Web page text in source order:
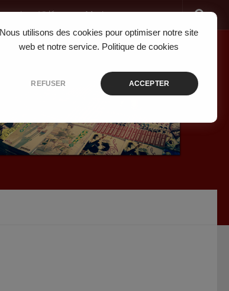
Nous utilisons des cookies pour optimiser notre site
web et notre service. Politique de cookies
REFUSER ACCEPTER
Jeux Vidéo Musique